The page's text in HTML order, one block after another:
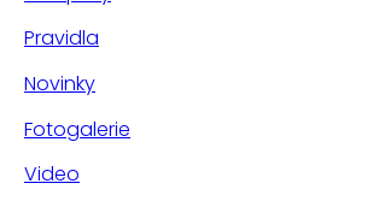
Pravidla
Novinky
Fotogalerie
Video